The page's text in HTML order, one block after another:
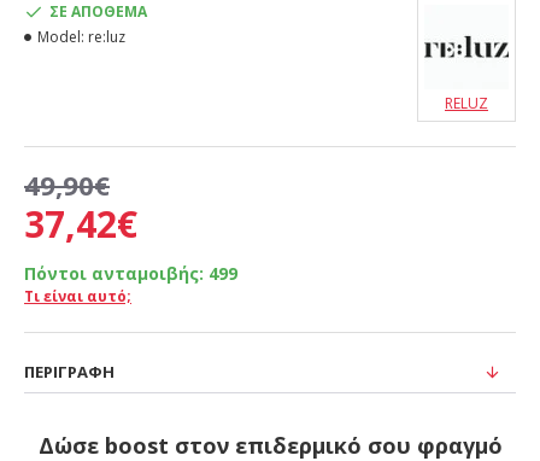
37,42€
49,90€
Πόντοι ανταμοιβής: 499
Τι είναι αυτό;
ΣΕ ΑΠΌΘΕΜΑ
Model: re:luz
RELUZ
ΠΕΡΙΓΡΑΦΉ
Δώσε boost στον επιδερμικό σου φραγμό